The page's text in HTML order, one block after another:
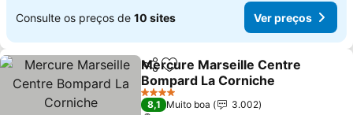
Consulte os preços de 10 sites Ver preços
PartilharAdicionar aos favoritos
Mercure Marseille Centre
Bompard La Corniche
4 Estrelas
8,1 Muito boa
3.002